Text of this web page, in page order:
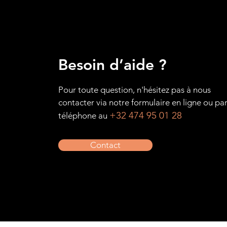
Besoin d’aide ?
Pour toute question, n'hésitez pas à nous
contacter via notre formulaire en ligne ou par
téléphone au +32 474 95 01 28
Contact